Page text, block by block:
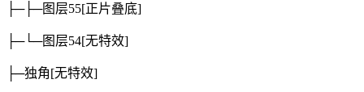
├─├─图层55[正片叠底]
├─└─图层54[无特效]
├─独角[无特效]